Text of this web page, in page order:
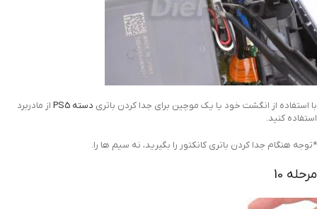
با استفاده از انگشت خود یا یک موچین برای جدا کردن باتری دسته PS5
از مادربرد
استفاده کنید.
*توجه هنگام جدا کردن باتری کانکتور را بگیرید، نه سیم ها را.
مرحله 10